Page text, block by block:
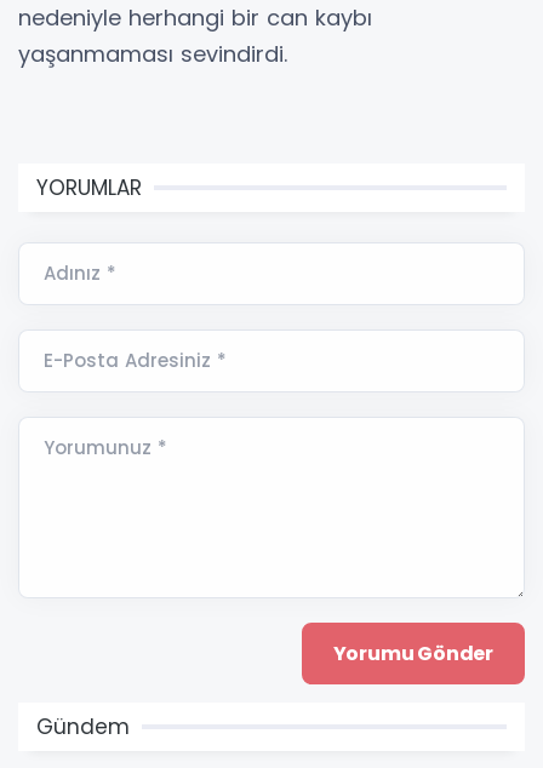
nedeniyle herhangi bir can kaybı
yaşanmaması sevindirdi.
YORUMLAR
Adınız *
E-Posta Adresiniz *
Yorumunuz *
Gündem